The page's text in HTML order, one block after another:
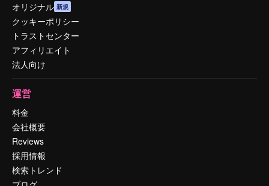
オリジナル 新規
クッキーポリシー
トラストセンター
アフィリエイト
法人向け
運営
料金
会社概要
Reviews
採用情報
検索トレンド